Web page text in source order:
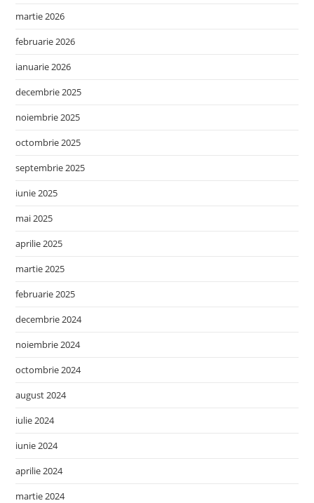
martie 2026
februarie 2026
ianuarie 2026
decembrie 2025
noiembrie 2025
octombrie 2025
septembrie 2025
iunie 2025
mai 2025
aprilie 2025
martie 2025
februarie 2025
decembrie 2024
noiembrie 2024
octombrie 2024
august 2024
iulie 2024
iunie 2024
aprilie 2024
martie 2024